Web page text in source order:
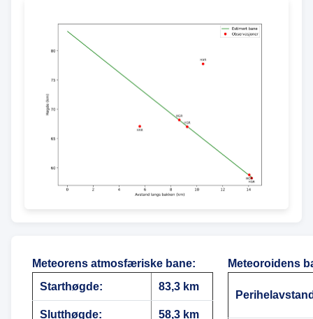
Meteorens atmosfæriske bane:
Starthøgde:
83,3 km
Slutthøgde: 58,3 km
Meteoroidens